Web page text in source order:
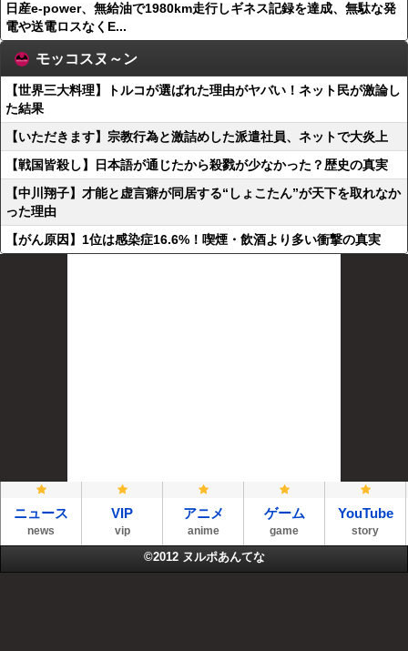
日産e-power、無給油で1980km走行しギネス記録を達成、無駄な発
電や送電ロスなくE...
モッコスヌ～ン
【世界三大料理】トルコが選ばれた理由がヤバい！ネット民が激論し
た結果
【いただきます】宗教行為と激詰めした派遣社員、ネットで大炎上
【戦国皆殺し】日本語が通じたから殺戮が少なかった？歴史の真実
【中川翔子】才能と虚言癖が同居する“しょこたん”が天下を取れなか
った理由
【がん原因】1位は感染症16.6%！喫煙・飲酒より多い衝撃の真実
ニュース
news
VIP
vip
アニメ
anime
ゲーム
game
YouTube
story
©2012 ヌルポあんてな